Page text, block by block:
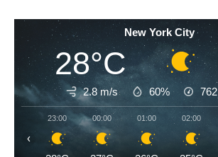
New York City
28°C
2.8 m/s 60% 762
23:00 00:00 01:00 02:00
‹